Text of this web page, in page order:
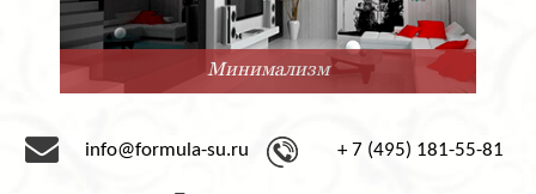
Минимализм
info@formula-su.ru + 7 (495) 181-55-81